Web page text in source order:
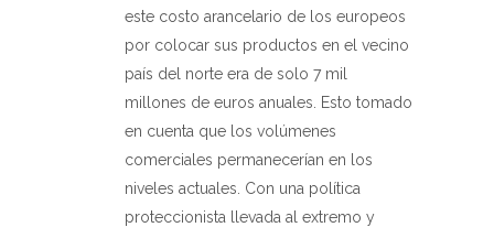
este costo arancelario de los europeos
por colocar sus productos en el vecino
país del norte era de solo 7 mil
millones de euros anuales. Esto tomado
en cuenta que los volúmenes
comerciales permanecerían en los
niveles actuales. Con una política
proteccionista llevada al extremo y